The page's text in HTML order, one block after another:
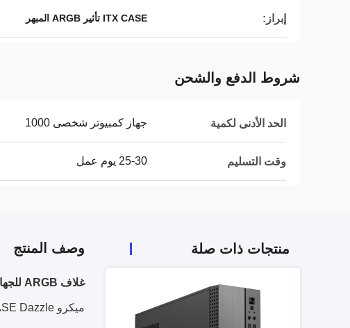
إبراز: ITX CASE تأثير ARGB المبهر
شروط الدفع والشحن
الحد الأدنى لكمية جهاز كمبيوتر شخصى 1000
وقت التسليم 25-30 يوم عمل
منتجات ذات صلة وصف المنتج
غلاف ARGB للجهاز المحمول
ميكرو ATX / ATX / ITX CASE Dazzle تأثير ARGB لوحة الأمامية السفلية